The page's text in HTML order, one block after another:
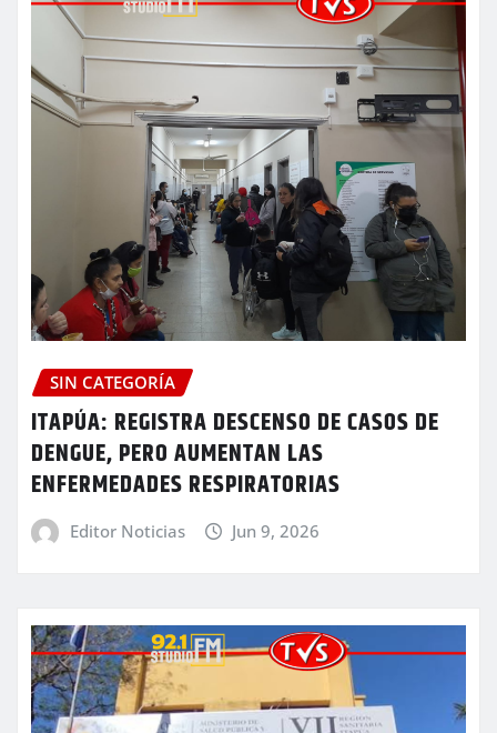
SIN CATEGORÍA
ITAPÚA: REGISTRA DESCENSO DE CASOS DE
DENGUE, PERO AUMENTAN LAS
ENFERMEDADES RESPIRATORIAS
Editor Noticias Jun 9, 2026